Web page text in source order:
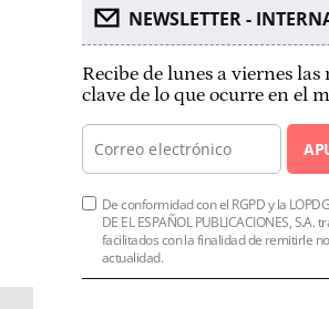
NEWSLETTER -
Recibe de lunes a viernes las
clave de lo que ocurre en el
De conformidad con el RGPD y la
DE EL ESPAÑOL PUBLICACIONES, S.A.
facilitados con la finalidad de remitirle
actualidad.